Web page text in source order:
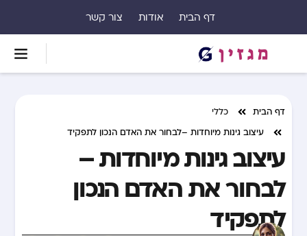
דף הבית אודות צור קשר
דף הבית
כללי
עיצוב גינות מיוחדות –לבחור את האדם הנכון לתפקיד
עיצוב גינות מיוחדות –
לבחור את האדם הנכון
לתפקיד